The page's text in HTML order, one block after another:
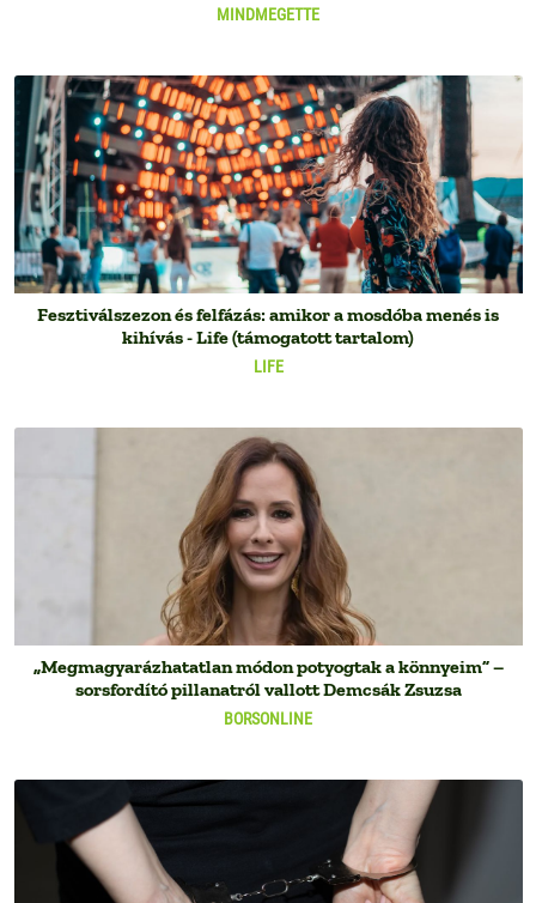
MINDMEGETTE
LIFE
Fesztiválszezon és felfázás: amikor a mosdóba menés is
kihívás - Life (támogatott tartalom)
BORSONLINE
„Megmagyarázhatatlan módon potyogtak a könnyeim” –
sorsfordító pillanatról vallott Demcsák Zsuzsa